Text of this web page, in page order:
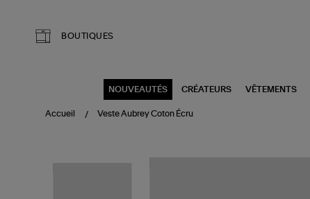
BOUTIQUES
NOUVEAUTÉS CRÉATEURS VÊTEMENTS
Accueil Veste Aubrey Coton Écru